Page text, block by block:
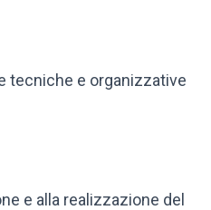
tecniche e organizzative
e alla realizzazione del